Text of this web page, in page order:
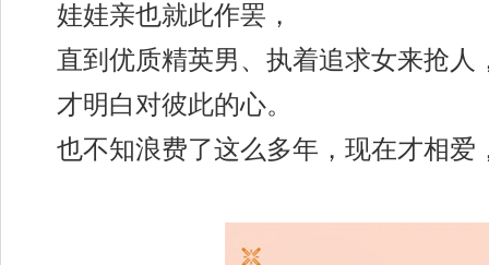
娃娃亲也就此作罢，
直到优质精英男、执着追求女来抢人
才明白对彼此的心。
也不知浪费了这么多年，现在才相爱